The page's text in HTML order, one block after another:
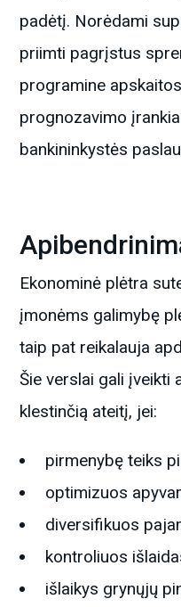
padėtį. Norėdami
priimti pagrįstus
programine
prognozavimo
bankininkystės
Ekonominė plėtra
įmonėms galimybę
taip pat reikalauja
Šie verslai gali įveikti
klestinčią ateitį, jei:
pirmenybę teiks
optimizuos
diversifikuos
kontroliuos
išlaikys grynųjų